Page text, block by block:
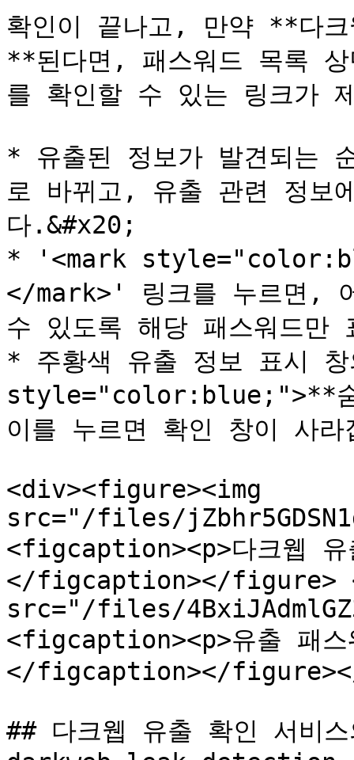
확인이 끝나고, 만약 **다크
**된다면, 패스워드 목록
를 확인할 수 있는 링크가
* 유출된 정보가 발견되는
로 바뀌고, 유출 관련 정보
다.&#x20;
* '<mark
</mark>' 링크를 누르면,
수 있도록 해당 패스워드만
* 주황색 유출 정보 표시
style="color:blue;">**숨
이를 누르면 확인 창이 사
<div><figure><img
src="/files/
<figcaption><p>다크웹 유
</figcaption></figure>
src="/files/
<figcaption><p>유출 패스
</figcaption></
## 다크웹 유출 확인 서비